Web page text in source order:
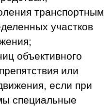
транспортным
участков
объективного
или
если при
специальные